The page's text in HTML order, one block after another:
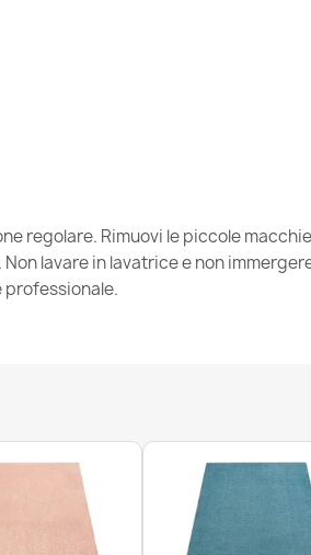
Tappeto
regolare. Rimuovi le piccole
lavare in lavatrice e non
professionale.